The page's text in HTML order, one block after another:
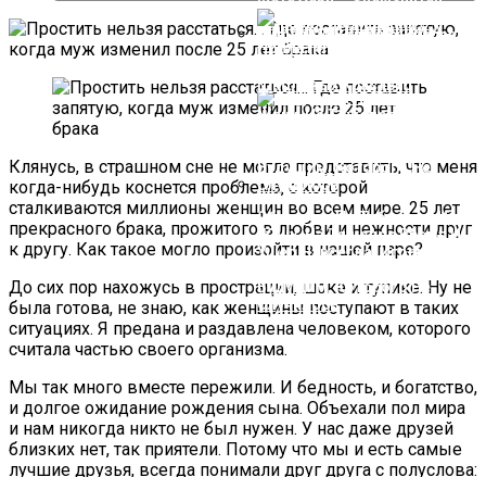
Танцовщица Стала
Шпионкой Понарошку, А
Поплатилась За Это По-
Обиделся На Табакова, На
Жену, На Тяжелое Время И
Ушел Навсегда. Игорь
Будущим, Которого Не
Случилось
6 Правил Выживания С
Мужчиной Для Сильной И
Целеустремленной
Школьных Красавиц
Клянусь, в страшном сне не могла представить, что меня
когда-нибудь коснется проблема, с которой
сталкиваются миллионы женщин во всем мире. 25 лет
прекрасного брака, прожитого в любви и нежности друг
к другу. Как такое могло произойти в нашей паре?
До сих пор нахожусь в прострации, шоке и тупике. Ну не
была готова, не знаю, как женщины поступают в таких
ситуациях. Я предана и раздавлена человеком, которого
считала частью своего организма.
Мы так много вместе пережили. И бедность, и богатство,
и долгое ожидание рождения сына. Объехали пол мира
и нам никогда никто не был нужен. У нас даже друзей
близких нет, так приятели. Потому что мы и есть самые
лучшие друзья, всегда понимали друг друга с полуслова: